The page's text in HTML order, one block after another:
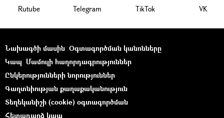
Rutube Telegram ТikТоk VK
Նախագծի մասին Օգտագործման կանոնները
Կապ Մամուլի հաղորդագրություններ
Ընկերությունների նորություններ
Գաղտնիության քաղաքականություն
Տեղեկանիշի (cookie) օգտագործման
Հետադարձ կապ